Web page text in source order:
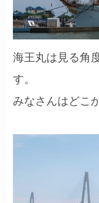
海王丸は見る角
す。
みなさんはどこ